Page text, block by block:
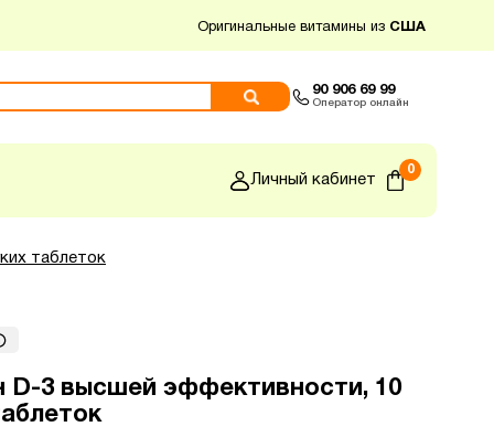
Оригинальные витамины из США
90 906 69 99
Оператор онлайн
Личный кабинет
0
таблеток
D-3 высшей эффективности, 10